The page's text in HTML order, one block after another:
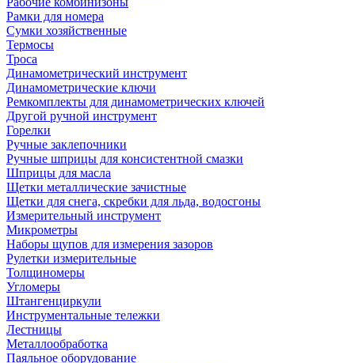
Рамки для номера
Сумки хозяйственные
Термосы
Троса
Динамометрический инструмент
Динамометрические ключи
Ремкомплекты для динамометрических ключей
Другой ручной инструмент
Горелки
Ручные заклепочники
Ручные шприцы для консистентной смазки
Шприцы для масла
Щетки металлические зачистные
Щетки для снега, скребки для льда, водосгоны
Измерительный инструмент
Микрометры
Наборы щупов для измерения зазоров
Рулетки измерительные
Толщиномеры
Угломеры
Штангенциркули
Инструментальные тележки
Лестницы
Металлообработка
Паяльное оборудование